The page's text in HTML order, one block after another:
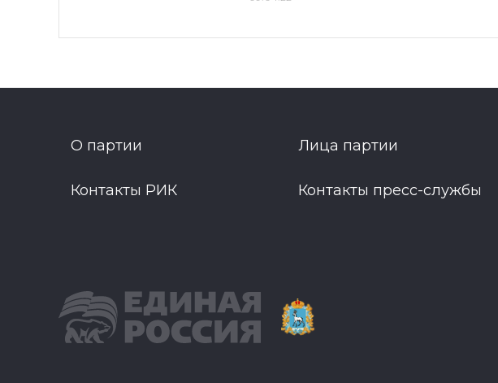
О партии Лица партии
Контакты РИК Контакты пресс-службы